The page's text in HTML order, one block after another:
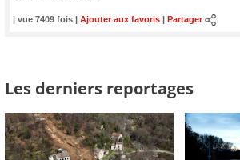
| vue 7409 fois | Ajouter aux favoris Partager
Les derniers reportages